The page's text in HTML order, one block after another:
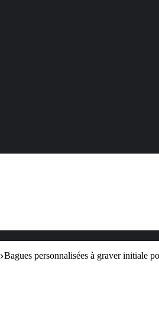
Bagues personnalisées à graver initiale